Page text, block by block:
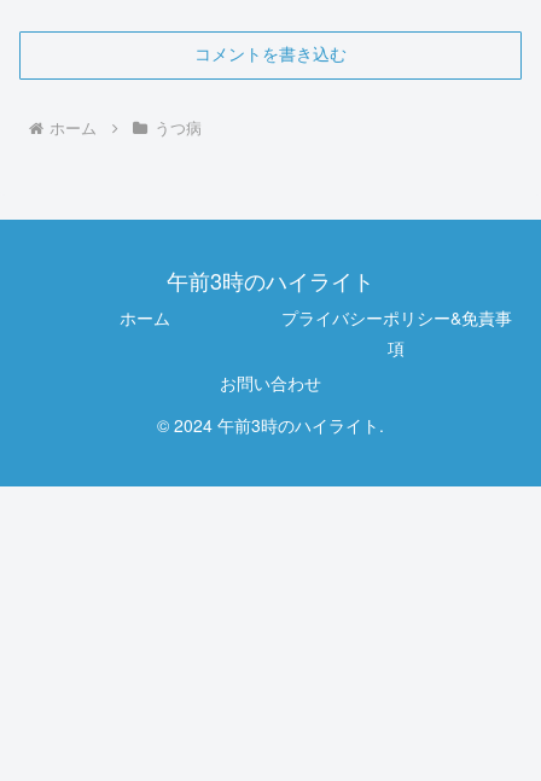
コメントを書き込む
ホーム うつ病
午前3時のハイライト
ホーム
プライバシーポリシー&免責事
項
お問い合わせ
© 2024 午前3時のハイライト.